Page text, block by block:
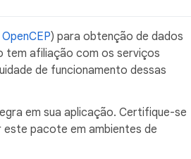
OpenCEP) para obtenção de dados
tem afiliação com os serviços
de funcionamento dessas
em sua aplicação. Certifique-se
este pacote em ambientes de